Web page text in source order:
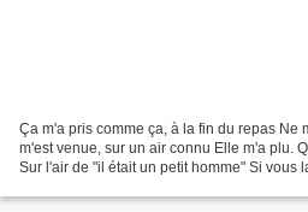
Ça m'a pris comme ça, à la fin du repas Ne
m'est venue, sur un air connu Elle m'a plu.
Sur l'air de "il était un petit homme" Si vous